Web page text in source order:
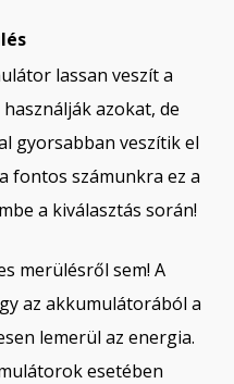
lassan veszít a
azokat, de
gyorsabban veszítik el
fontos számunkra ez a
a kiválasztás során!
merülésről sem! A
az akkumulátorából a
lemerül az energia.
esetében